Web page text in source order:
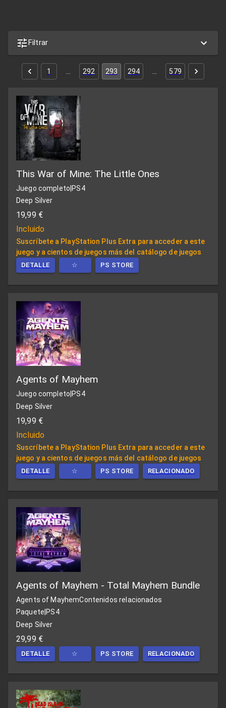
Filtrar
1 292 293 294 579
This War of Mine: The Little Ones
Juego completo|PS4
Deep Silver
19,99 €
Incluido
Suscríbete a PlayStation Plus Extra para acceder a este
juego y a cientos de juegos más del catálogo de juegos
DETALLE ☆ PS STORE
Agents of Mayhem
Juego completo PS4
Deep Silver
19,99 €
Incluido
Suscríbete a PlayStation Plus Extra para acceder a este
juego y a cientos de juegos más del catálogo de juegos
DETALLE ☆ PS STORE RELACIONADO
Agents of Mayhem - Total Mayhem Bundle
Agents of MayhemContenidos relacionados
Paquete PS4
Deep Silver
29,99 €
DETALLE ☆ PS STORE RELACIONADO